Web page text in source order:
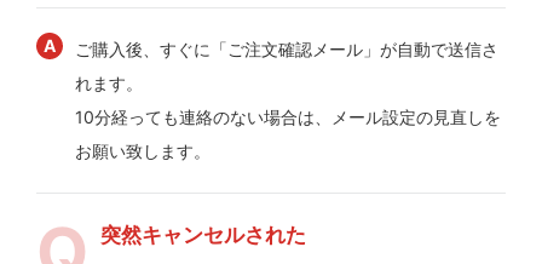
ご購入後、すぐに「ご注文確認メール」が自動で送信さ
れます。
10分経っても連絡のない場合は、メール設定の見直しを
お願い致します。
突然キャンセルされた